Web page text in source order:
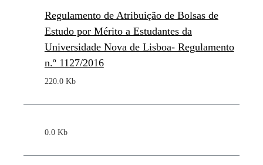
Regulamento de Atribuição de Bolsas de
Estudo por Mérito a Estudantes da
Universidade Nova de Lisboa- Regulamento
n.º 1127/2016
220.0 Kb
0.0 Kb